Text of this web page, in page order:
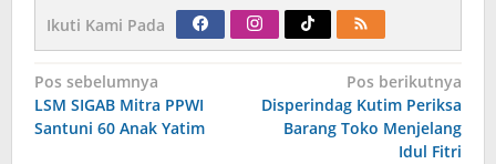
Ikuti Kami Pada
Navigasi
pos
Pos sebelumnya
LSM SIGAB Mitra PPWI
Santuni 60 Anak Yatim
Pos berikutnya
Disperindag Kutim Periksa
Barang Toko Menjelang
Idul Fitri